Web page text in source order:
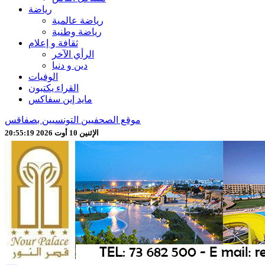
رياضة
رياضة عالمية
رياضة وطنية
ثقافة و إعلام
الرأي الآخر
دين و دنيا
الوفيات
القراء يكتبون
مايد إين سفاكس
موقع الصحفيين التونسيين بصفاقس
الإثنين 10 أوت 2026 20:55:21